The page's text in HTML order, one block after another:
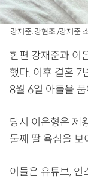
강재준, 강현조./강재준
한편 강재준과 이
했다. 이후 결혼 7
8월 6일 아들을
당시 이은형은 제
둘째 딸 욕심을 보
이들은 유튜브, 인